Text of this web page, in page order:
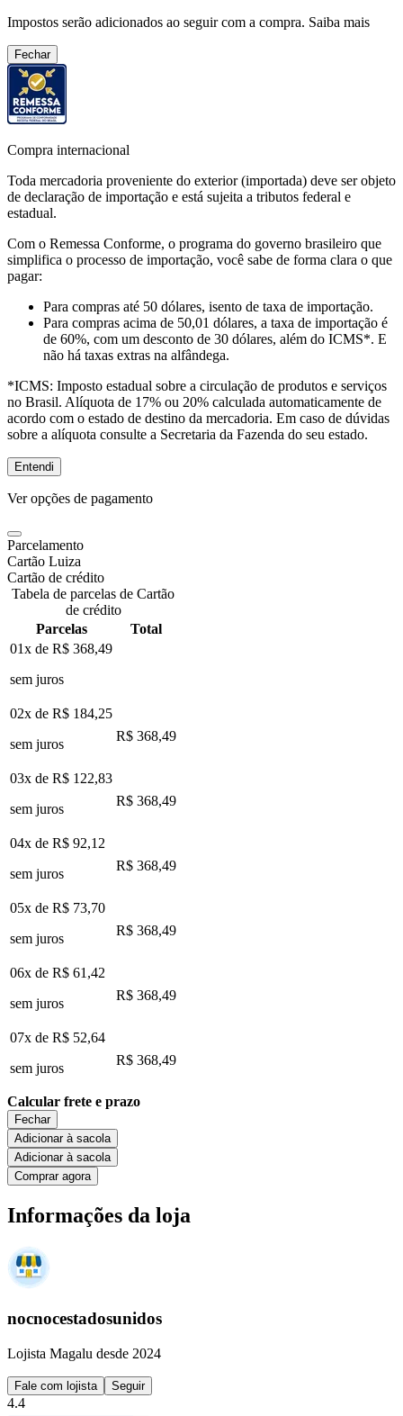
Impostos serão adicionados ao seguir com a compra. Saiba mais
Fechar
Compra internacional
Toda mercadoria proveniente do exterior (importada) deve ser objeto
de declaração de importação e está sujeita a tributos federal e
estadual.
Com o Remessa Conforme, o programa do governo brasileiro que
simplifica o processo de importação, você sabe de forma clara o que
pagar:
Para compras até 50 dólares, isento de taxa de importação.
Para compras acima de 50,01 dólares, a taxa de importação é
de 60%, com um desconto de 30 dólares, além do ICMS*. E
não há taxas extras na alfândega.
*ICMS: Imposto estadual sobre a circulação de produtos e serviços
no Brasil. Alíquota de 17% ou 20% calculada automaticamente de
acordo com o estado de destino da mercadoria. Em caso de dúvidas
sobre a alíquota consulte a Secretaria da Fazenda do seu estado.
Entendi
Ver opções de pagamento
Parcelamento
Cartão Luiza
Cartão de crédito
Tabela de parcelas de Cartão
de crédito
Parcelas
Total
01x de R$ 368,49
sem juros
02x de R$ 184,25
sem juros
R$ 368,49
03x de R$ 122,83
sem juros
R$ 368,49
04x de R$ 92,12
sem juros
R$ 368,49
05x de R$ 73,70
sem juros
R$ 368,49
06x de R$ 61,42
sem juros
R$ 368,49
07x de R$ 52,64
sem juros
R$ 368,49
Calcular frete e prazo
Fechar
Adicionar à sacola
Adicionar à sacola
Comprar agora
Informações da loja
nocnocestadosunidos
Lojista Magalu desde 2024
Fale com lojista Seguir
4.4